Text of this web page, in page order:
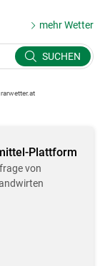
mehr Wetter
SUCHEN
Plattform
von